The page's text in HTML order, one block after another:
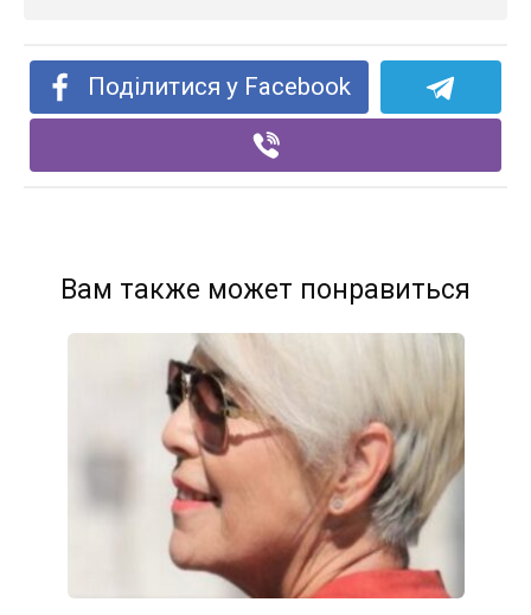
Поділитися у Facebook
Вам также может понравиться